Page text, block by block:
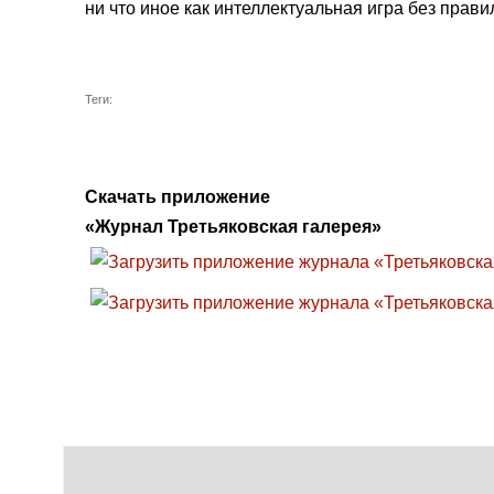
ни что иное как интеллектуальная игра без
Теги:
Скачать приложение
«Журнал Третьяковская галерея»